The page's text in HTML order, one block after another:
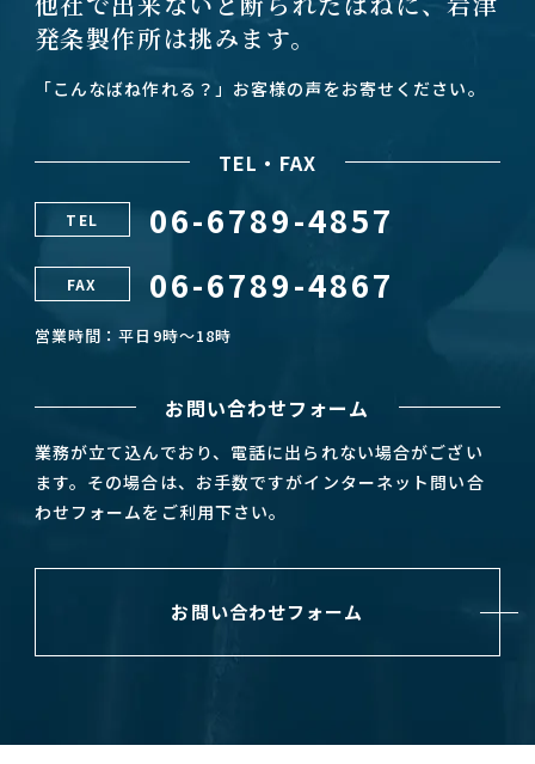
発条製作所は挑みます。
「こんなばね作れる？」お客様の声をお寄せください。
TEL・FAX
TEL 06-6789-4857
FAX 06-6789-4867
営業時間：平日9時～18時
お問い合わせフォーム
業務が立て込んでおり、電話に出られない場合がござい
ます。その場合は、お手数ですがインターネット問い合
わせフォームをご利用下さい。
お問い合わせフォーム